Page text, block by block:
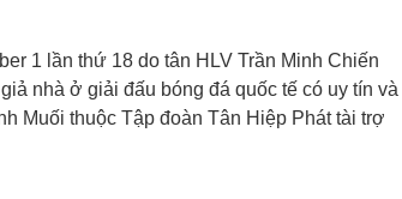
1 lần thứ 18 do tân HLV Trần Minh Chiến
nhà ở giải đấu bóng đá quốc tế có uy tín và
Muối thuộc Tập đoàn Tân Hiệp Phát tài trợ